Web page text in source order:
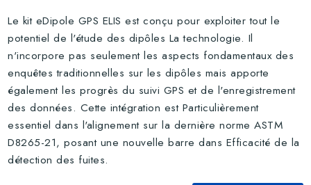
Le kit eDipole GPS ELIS est conçu pour exploiter tout le
potentiel de l'étude des dipôles La technologie. Il
n'incorpore pas seulement les aspects fondamentaux des
enquêtes traditionnelles sur les dipôles mais apporte
également les progrès du suivi GPS et de l'enregistrement
des données. Cette intégration est Particulièrement
essentiel dans l'alignement sur la dernière norme ASTM
D8265-21, posant une nouvelle barre dans Efficacité de la
détection des fuites.